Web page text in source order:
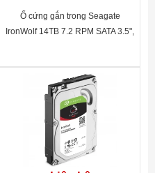
Ổ cứng gắn trong Seagate
IronWolf 14TB 7.2 RPM SATA 3.5",